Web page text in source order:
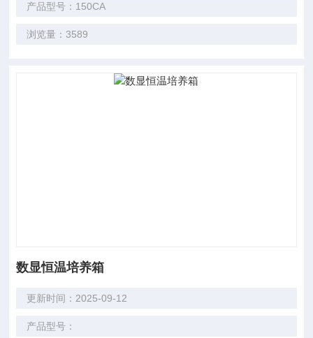
产品型号：150CA
浏览量：3589
数显恒温培养箱
更新时间：2025-09-12
产品型号：